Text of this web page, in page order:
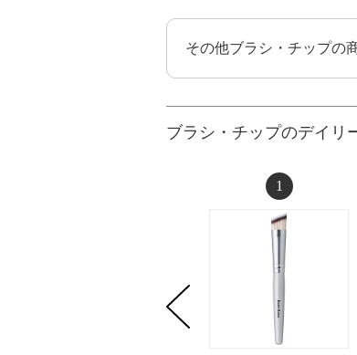
その他ブラシ・チップの
ブラシ・チップのデイリ
1